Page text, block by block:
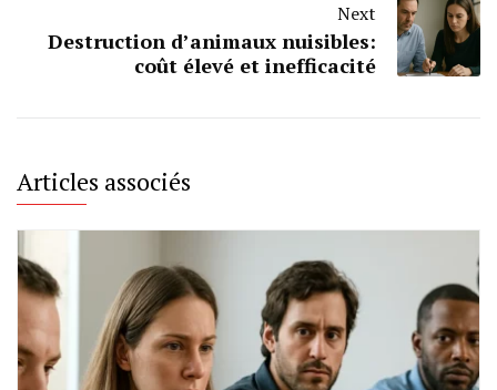
Next
Destruction d’animaux nuisibles:
coût élevé et inefficacité
Articles associés